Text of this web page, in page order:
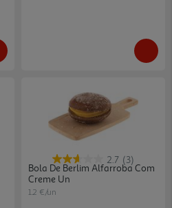
2.7 (3)
Bola De Berlim Alfarroba Com
Creme Un
1.2 €/un